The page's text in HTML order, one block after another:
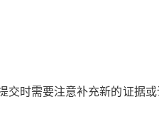
时需要注意补充新的证据